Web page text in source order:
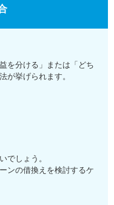
を分ける」または「どち
が挙げられます。
でしょう。
ンの借換えを検討するケ